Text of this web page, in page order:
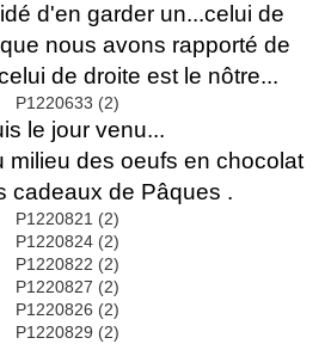
d'en garder un...celui de
nous avons rapporté de
de droite est le nôtre...
le jour venu...
milieu des oeufs en chocolat
cadeaux de Pâques .